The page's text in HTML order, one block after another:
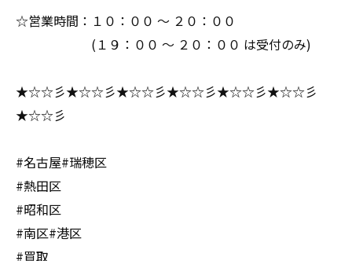
☆営業時間：１０：００ ～ ２０：００
(１９：００ ～ ２０：００ は受付のみ)
★☆☆彡★☆☆彡★☆☆彡★☆☆彡★☆☆彡★☆☆彡
★☆☆彡
#名古屋#瑞穂区
#熱田区
#昭和区
#南区#港区
#買取